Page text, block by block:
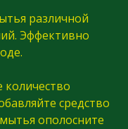
различной
Эффективно
средство
ополосните